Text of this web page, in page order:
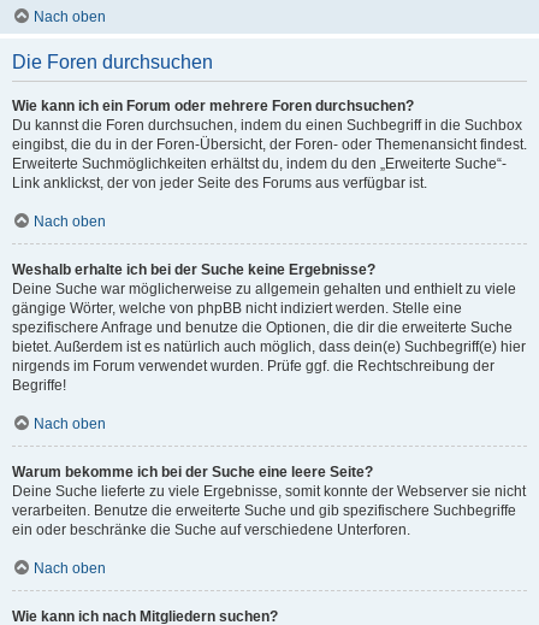
Nach oben
Die Foren durchsuchen
Wie kann ich ein Forum oder mehrere Foren durchsuchen?
Du kannst die Foren durchsuchen, indem du einen Suchbegriff in die Suchbox
eingibst, die du in der Foren-Übersicht, der Foren- oder Themenansicht findest.
Erweiterte Suchmöglichkeiten erhältst du, indem du den „Erweiterte Suche“-
Link anklickst, der von jeder Seite des Forums aus verfügbar ist.
Nach oben
Weshalb erhalte ich bei der Suche keine Ergebnisse?
Deine Suche war möglicherweise zu allgemein gehalten und enthielt zu viele
gängige Wörter, welche von phpBB nicht indiziert werden. Stelle eine
spezifischere Anfrage und benutze die Optionen, die dir die erweiterte Suche
bietet. Außerdem ist es natürlich auch möglich, dass dein(e) Suchbegriff(e) hier
nirgends im Forum verwendet wurden. Prüfe ggf. die Rechtschreibung der
Begriffe!
Nach oben
Warum bekomme ich bei der Suche eine leere Seite?
Deine Suche lieferte zu viele Ergebnisse, somit konnte der Webserver sie nicht
verarbeiten. Benutze die erweiterte Suche und gib spezifischere Suchbegriffe
ein oder beschränke die Suche auf verschiedene Unterforen.
Nach oben
Wie kann ich nach Mitgliedern suchen?